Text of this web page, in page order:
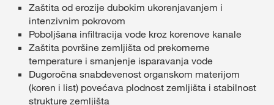
Zaštita od erozije dubokim ukorenjavanjem i
intenzivnim pokrovom
Poboljšana infiltracija vode kroz korenove kanale
Zaštita površine zemljišta od prekomerne
temperature i smanjenje isparavanja vode
Dugoročna snabdevenost organskom materijom
(koren i list) povećava plodnost zemljišta i stabilnost
strukture zemljišta